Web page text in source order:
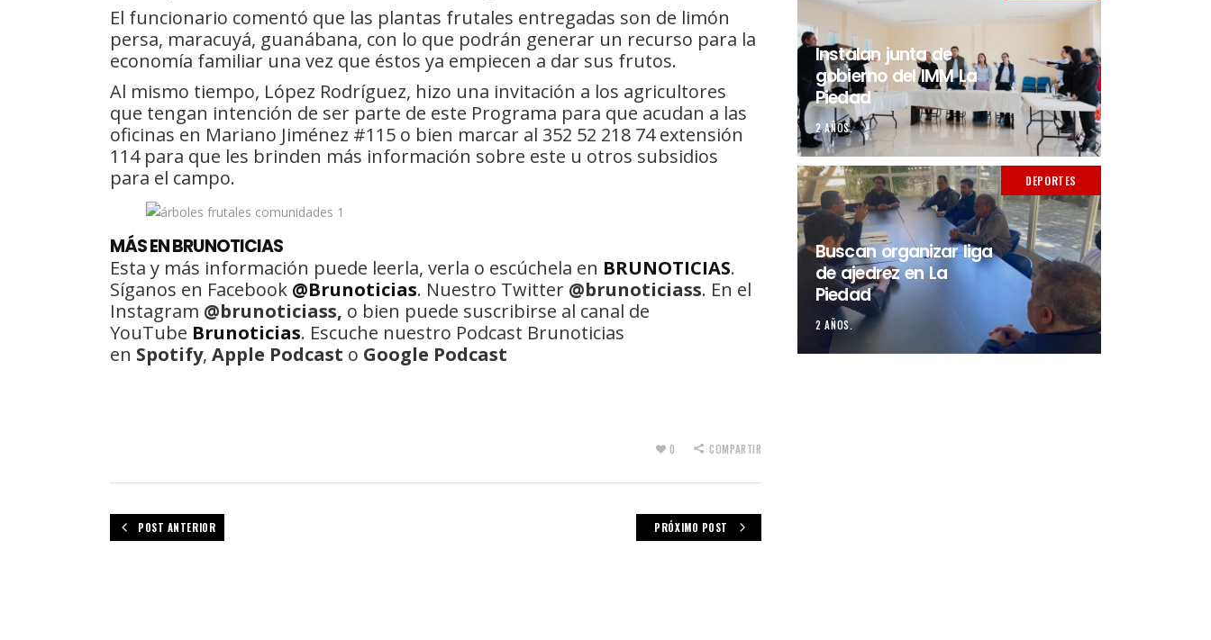
El funcionario comentó que las plantas frutales entregadas son de limón
persa, maracuyá, guanábana, con lo que podrán generar un recurso para la
economía familiar una vez que éstos ya empiecen a dar sus frutos.
Al mismo tiempo, López Rodríguez, hizo una invitación a los agricultores
que tengan intención de ser parte de este Programa para que acudan a las
oficinas en Mariano Jiménez #115 o bien marcar al 352 52 218 74 extensión
114 para que les brinden más información sobre este u otros subsidios
para el campo.
MÁS EN BRUNOTICIAS
Esta y más información puede leerla, verla o escúchela en BRUNOTICIAS.
Síganos en Facebook @Brunoticias. Nuestro Twitter @brunoticiass. En el
Instagram @brunoticiass, o bien puede suscribirse al canal de
YouTube Brunoticias. Escuche nuestro Podcast Brunoticias
en Spotify, Apple Podcast o Google Podcast
0 COMPARTIR
POST ANTERIOR PRÓXIMO POST
Instalan junta de
gobierno del IMM La
Piedad
2 AÑOS.
DEPORTES
Buscan organizar liga
de ajedrez en La
Piedad
2 AÑOS.